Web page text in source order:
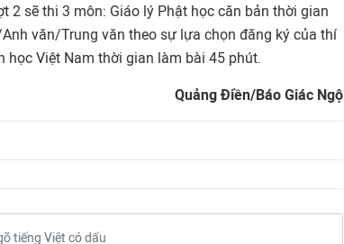
2 sẽ thi 3 môn: Giáo lý Phật học căn bản thời gian
văn/Trung văn theo sự lựa chọn đăng ký của thí
Việt Nam thời gian làm bài 45 phút.
Quảng Điền/Báo Giác Ngộ